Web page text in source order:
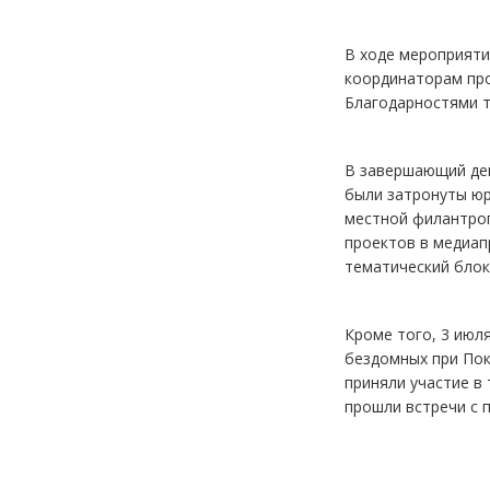
В ходе
координаторам
Благодарностями
В завершающий
были затронуты
местной
проектов в
тематический
Кроме того, 3
бездомных при
приняли участие
прошли встречи с